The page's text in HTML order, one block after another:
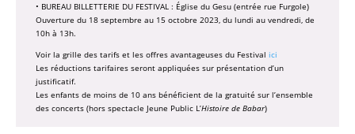
• BUREAU BILLETTERIE DU FESTIVAL : Église du Gesu (entrée rue Furgole)
Ouverture du 18 septembre au 15 octobre 2023, du lundi au vendredi, de
10h à 13h.
Voir la grille des tarifs et les offres avantageuses du Festival ici
Les réductions tarifaires seront appliquées sur présentation d’un
justificatif.
Les enfants de moins de 10 ans bénéficient de la gratuité sur l’ensemble
des concerts (hors spectacle Jeune Public L’Histoire de Babar)